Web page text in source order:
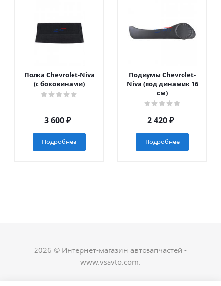
Полка Chevrolet-Niva
(с боковинами)
3 600₽
Подробнее
Подиумы Chevrolet-
Niva (под динамик 16
см)
2 420₽
Подробнее
2026 © Интернет-магазин автозапчастей -
www.vsavto.com.